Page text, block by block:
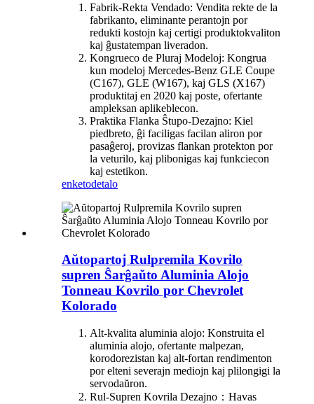
Fabrik-Rekta Vendado: Vendita rekte de la
fabrikanto, eliminante perantojn por
redukti kostojn kaj certigi produktokvaliton
kaj ĝustatempan liveradon.
Kongrueco de Pluraj Modeloj: Kongrua
kun modeloj Mercedes-Benz GLE Coupe
(C167), GLE (W167), kaj GLS (X167)
produktitaj en 2020 kaj poste, ofertante
ampleksan aplikeblecon.
Praktika Flanka Ŝtupo-Dezajno: Kiel
piedbreto, ĝi faciligas facilan aliron por
pasaĝeroj, provizas flankan protekton por
la veturilo, kaj plibonigas kaj funkciecon
kaj estetikon.
enketodetalo
Aŭtopartoj Rulpremila Kovrilo
supren Ŝarĝaŭto Aluminia Alojo
Tonneau Kovrilo por Chevrolet
Kolorado
Alt-kvalita aluminia alojo: Konstruita el
aluminia alojo, ofertante malpezan,
korodorezistan kaj alt-fortan rendimenton
por elteni severajn mediojn kaj plilongigi la
servodaŭron.
Rul-Supren Kovrila Dezajno：Havas